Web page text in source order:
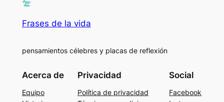
Frases de la vida
pensamientos célebres y placas de reflexión
Acerca de
Equipo
Privacidad
Política de privacidad
Social
Facebook